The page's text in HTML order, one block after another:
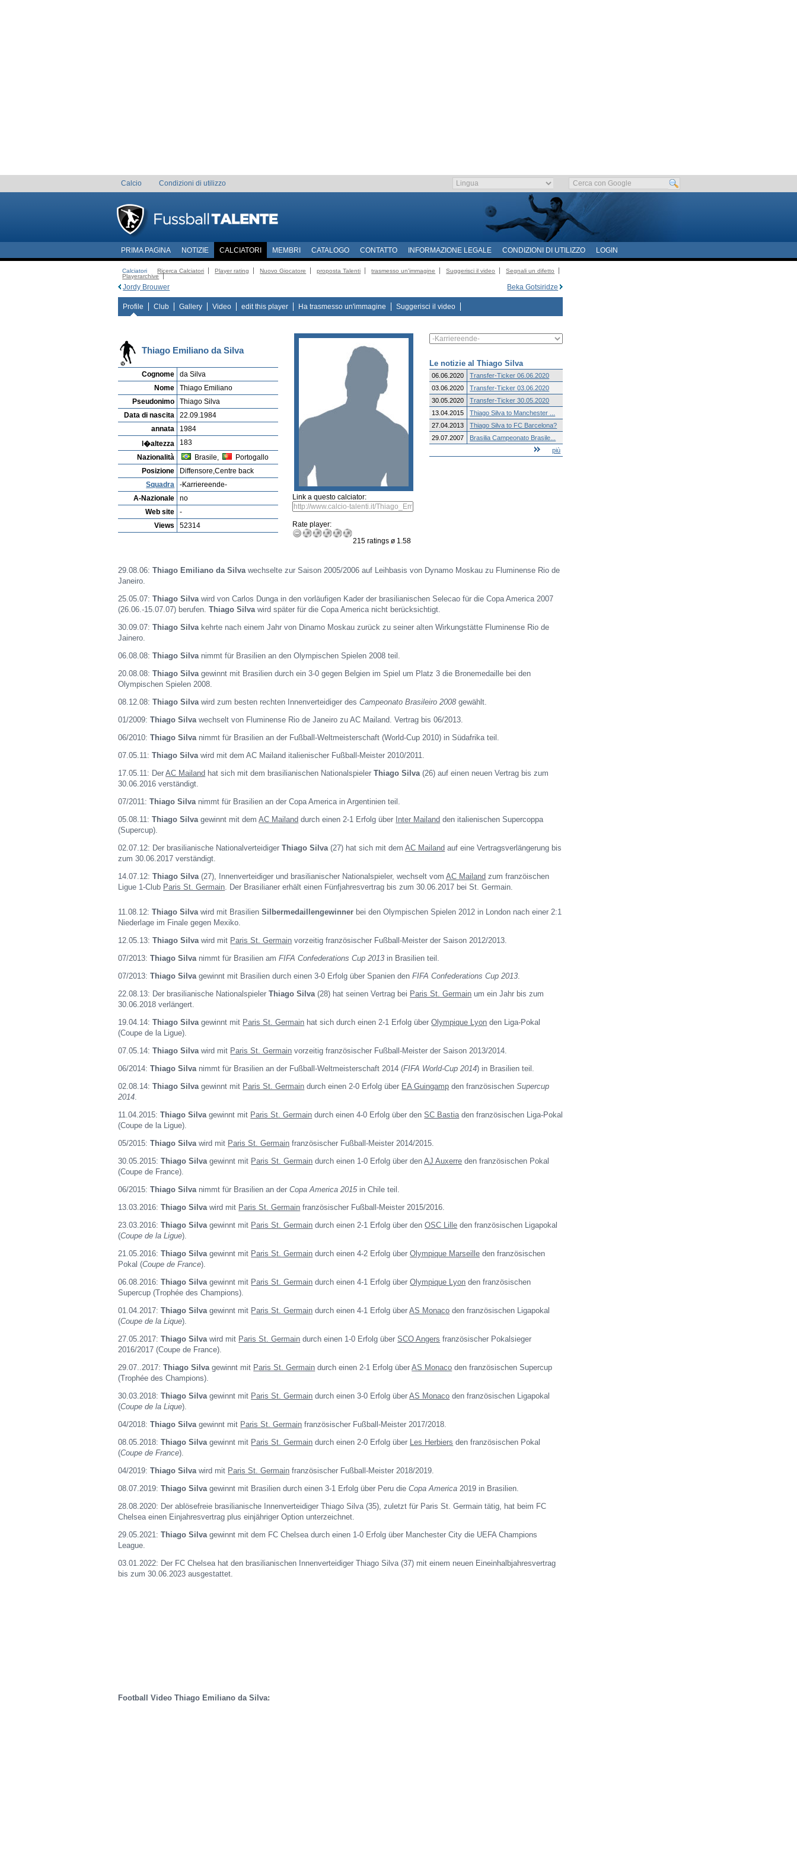
Calcio Condizioni di utilizzo
PRIMA PAGINA NOTIZIE CALCIATORI MEMBRI CATALOGO CONTATTO INFORMAZIONE LEGALE CONDIZIONI DI UTILIZZO LOGIN
Calciatori Ricerca Calciatori Player rating Nuovo Giocatore proposta Talenti trasmesso un'immagine Suggerisci il video
Segnali un difetto
Playerarchive
Beka Gotsiridze
Jordy Brouwer
Profile Club Gallery Video edit this player Ha trasmesso un'immagine Suggerisci il video
Thiago Emiliano da Silva
Cognome
da Silva
Nome
Thiago Emiliano
Pseudonimo
Thiago Silva
Data di nascita
22.09.1984
annata
1984
l�altezza
183
Nazionalità
Brasile,
Portogallo
Posizione
Diffensore,Centre back
Squadra
-Karriereende-
A-Nazionale
no
Web site
-
Views
52314
Link a questo calciator:
Rate player:
215 ratings ø 1.58
Le notizie al Thiago Silva
06.06.2020
Transfer-Ticker 06.06.2020
03.06.2020
Transfer-Ticker 03.06.2020
30.05.2020
Transfer-Ticker 30.05.2020
13.04.2015
Thiago Silva to Manchester ...
27.04.2013
Thiago Silva to FC Barcelona?
29.07.2007
Brasilia Campeonato Brasile...
più
29.08.06:Thiago Emiliano da Silvawechselte zur Saison 2005/2006 auf Leihbasis von Dynamo Moskau zu Fluminense Rio de
Janeiro.
25.05.07:Thiago Silvawird von Carlos Dunga in den vorläufigen Kader der brasilianischen Selecao für die Copa America 2007
(26.06.-15.07.07) berufen.Thiago Silvawird später für die Copa America nicht berücksichtigt.
30.09.07:Thiago Silva kehrte nach einem Jahr von Dinamo Moskau zurück zu seiner alten Wirkungstätte Fluminense Rio de
Jainero.
06.08.08:Thiago Silva nimmt für Brasilien an den Olympischen Spielen 2008 teil.
20.08.08:Thiago Silvagewinnt mit Brasilien durch ein 3-0 gegen Belgien im Spiel um Platz 3 die Bronemedaille bei den
Olympischen Spielen 2008.
08.12.08:Thiago Silvawird zum besten rechten Innenverteidiger desCampeonato Brasileiro 2008 gewählt.
01/2009:Thiago Silvawechselt von Fluminense Rio de Janeiro zu AC Mailand. Vertrag bis 06/2013.
06/2010:Thiago Silvanimmt für Brasilien an der Fußball-Weltmeisterschaft (World-Cup 2010) in Südafrika teil.
07.05.11:Thiago Silvawird mit dem AC Mailand italienischer Fußball-Meister 2010/2011.
17.05.11: DerAC Mailand hat sich mit dem brasilianischen NationalspielerThiago Silva(26) auf einen neuen Vertrag bis zum
30.06.2016 verständigt.
07/2011:Thiago Silvanimmt für Brasilien an der Copa America in Argentinien teil.
05.08.11:Thiago Silva gewinnt mit demAC Mailand durch einen 2-1 Erfolg über Inter Mailand den italienischen Supercoppa
(Supercup).
02.07.12: Der brasilianische NationalverteidigerThiago Silva(27) hat sich mit demAC Mailand auf eine Vertragsverlängerung bis
zum 30.06.2017 verständigt.
14.07.12:Thiago Silva(27), Innenverteidiger und brasilianischer Nationalspieler, wechselt vomAC Mailand zum franzöischen
Ligue 1-Club Paris St. Germain. Der Brasilianer erhält einen Fünfjahresvertrag bis zum 30.06.2017 bei St. Germain.
11.08.12:Thiago Silvawird mit BrasilienSilbermedaillengewinner bei den Olympischen Spielen 2012 in London nach einer 2:1
Niederlage im Finale gegen Mexiko.
12.05.13:Thiago Silvawird mit Paris St. Germain vorzeitig französischer Fußball-Meister der Saison 2012/2013.
07/2013:Thiago Silvanimmt für Brasilien amFIFA Confederations Cup 2013 in Brasilien teil.
07/2013:Thiago Silvagewinnt mit Brasilien durch einen 3-0 Erfolg über Spanien denFIFA Confederations Cup 2013.
22.08.13: Der brasilianische NationalspielerThiago Silva(28) hat seinen Vertrag bei Paris St. Germain um ein Jahr bis zum
30.06.2018 verlängert.
19.04.14:Thiago Silvagewinnt mit Paris St. Germain hat sich durch einen 2-1 Erfolg überOlympique Lyon den Liga-Pokal
(Coupe de la Ligue).
07.05.14:Thiago Silvawird mit Paris St. Germain vorzeitig französischer Fußball-Meister der Saison 2013/2014.
06/2014:Thiago Silva nimmt für Brasilien an der Fußball-Weltmeisterschaft 2014 (FIFA World-Cup 2014) in Brasilien teil.
02.08.14:Thiago Silvagewinnt mit Paris St. Germain durch einen 2-0 Erfolg über EA Guingamp den französischenSupercup
2014.
11.04.2015:Thiago Silva gewinnt mit Paris St. Germain durch einen 4-0 Erfolg über denSC Bastiaden französischen Liga-Pokal
(Coupe de la Ligue).
05/2015:Thiago Silva wird mit Paris St. Germain französischer Fußball-Meister 2014/2015.
30.05.2015:Thiago Silva gewinnt mit Paris St. Germain durch einen 1-0 Erfolg über denAJ Auxerre den französischen Pokal
(Coupe de France).
06/2015:Thiago Silva nimmt für Brasilien an derCopa America 2015in Chile teil.
13.03.2016:Thiago Silvawird mit Paris St. Germain französischer Fußball-Meister 2015/2016.
23.03.2016:Thiago Silvagewinnt mit Paris St. Germain durch einen 2-1 Erfolg über denOSC Lille den französischen Ligapokal
(Coupe de la Ligue).
21.05.2016:Thiago Silvagewinnt mit Paris St. Germain durch einen 4-2 Erfolg überOlympique Marseille den französischen
Pokal (Coupe de France).
06.08.2016:Thiago Silvagewinnt mit Paris St. Germain durch einen 4-1 Erfolg überOlympique Lyon den französischen
Supercup (Trophée des Champions).
01.04.2017:Thiago Silvagewinnt mit Paris St. Germain durch einen 4-1 Erfolg überAS Monaco den französischen Ligapokal
(Coupe de la Lique).
27.05.2017:Thiago Silvawird mit Paris St. Germain durch einen 1-0 Erfolg überSCO Angers französischer Pokalsieger
2016/2017 (Coupe de France).
29.07..2017:Thiago Silvagewinnt mit Paris St. Germain durch einen 2-1 Erfolg überAS Monaco den französischen Supercup
(Trophée des Champions).
30.03.2018:Thiago Silvagewinnt mit Paris St. Germain durch einen 3-0 Erfolg überAS Monaco den französischen Ligapokal
(Coupe de la Lique).
04/2018:Thiago Silvagewinnt mit Paris St. Germain französischer Fußball-Meister 2017/2018.
08.05.2018:Thiago Silvagewinnt mit Paris St. Germain durch einen 2-0 Erfolg über Les Herbiers den französischen Pokal
(Coupe de France).
04/2019:Thiago Silvawird mit Paris St. Germain französischer Fußball-Meister 2018/2019.
08.07.2019:Thiago Silvagewinnt mit Brasilien durch einen 3-1 Erfolg über Peru dieCopa America 2019 in Brasilien.
28.08.2020: Der ablösefreie brasilianische Innenverteidiger Thiago Silva (35), zuletzt für Paris St. Germain tätig, hat beim FC
Chelsea einen Einjahresvertrag plus einjähriger Option unterzeichnet.
29.05.2021:Thiago Silvagewinnt mit dem FC Chelsea durch einen 1-0 Erfolg über Manchester City die UEFA Champions
League.
03.01.2022: Der FC Chelsea hat den brasilianischen Innenverteidiger Thiago Silva (37) mit einem neuen Eineinhalbjahresvertrag
bis zum 30.06.2023 ausgestattet.
Football Video Thiago Emiliano da Silva: